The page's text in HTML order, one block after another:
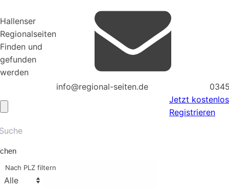
Hallenser
Regionalseiten
Finden und
gefunden
werden
info@regional-seiten.de
Jetzt kostenlos
Registrieren
Nach PLZ filtern